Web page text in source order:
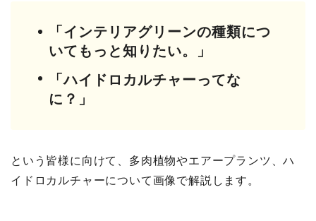
「インテリアグリーンの種類につ
いてもっと知りたい。」
「ハイドロカルチャーってな
に？」
という皆様に向けて、多肉植物やエアープランツ、ハ
イドロカルチャーについて画像で解説します。